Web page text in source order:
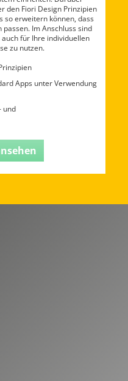
den Fiori Design Prinzipien
so erweitern können, dass
Im Anschluss sind
für Ihre individuellen
zu nutzen.
Apps unter Verwendung
und